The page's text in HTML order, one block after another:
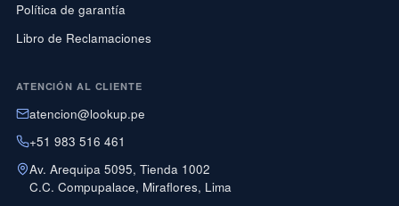
Política de garantía
Libro de Reclamaciones
ATENCIÓN AL CLIENTE
atencion@lookup.pe
+51 983 516 461
Av. Arequipa 5095, Tienda 1002
C.C. Compupalace, Miraflores, Lima